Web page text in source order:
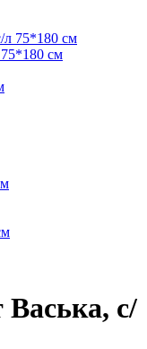
см
с/